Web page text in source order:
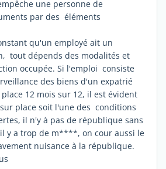
une personne de
par des éléments
qu'un employé ait un
tout dépends des modalités et
occupée. Si l'emploi consiste
des biens d'un expatrié
12 mois sur 12, il est évident
place soit l'une des conditions
il n'y à pas de république sans
y a trop de m****, on cour aussi le
nuisance à la république.